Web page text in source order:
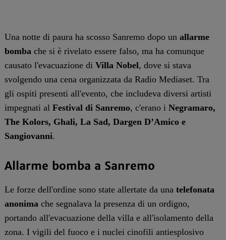
Una notte di paura ha scosso Sanremo dopo un allarme
bomba che si è rivelato essere falso, ma ha comunque
causato l'evacuazione di Villa Nobel, dove si stava
svolgendo una cena organizzata da Radio Mediaset. Tra
gli ospiti presenti all'evento, che includeva diversi artisti
impegnati al Festival di Sanremo, c'erano i Negramaro,
The Kolors, Ghali, La Sad, Dargen D’Amico e
Sangiovanni.
Allarme bomba a Sanremo
Le forze dell'ordine sono state allertate da una telefonata
anonima che segnalava la presenza di un ordigno,
portando all'evacuazione della villa e all'isolamento della
zona. I vigili del fuoco e i nuclei cinofili antiesplosivo